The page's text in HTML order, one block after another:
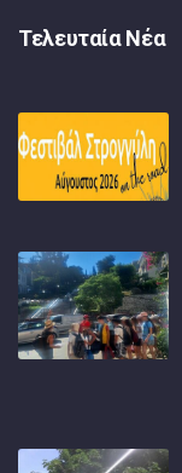
Τελευταία Νέα